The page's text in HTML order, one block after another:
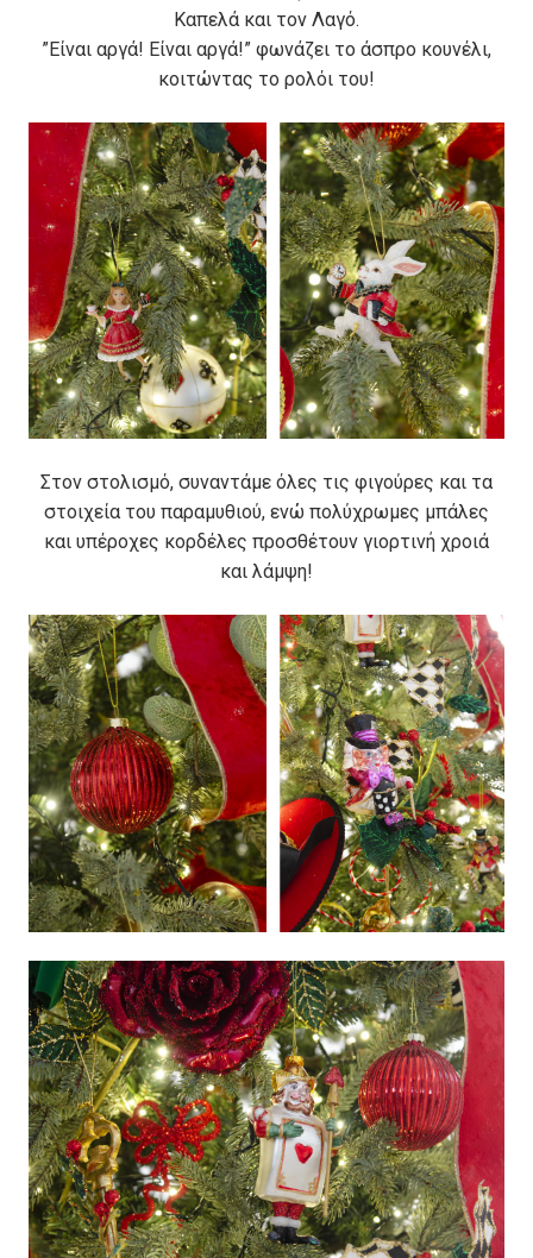
Καπελά και τον Λαγό.
”Είναι αργά! Είναι αργά!” φωνάζει το άσπρο κουνέλι,
κοιτώντας το ρολόι του!
Στον στολισμό, συναντάμε όλες τις φιγούρες και τα
στοιχεία του παραμυθιού, ενώ πολύχρωμες μπάλες
και υπέροχες κορδέλες προσθέτουν γιορτινή χροιά
και λάμψη!